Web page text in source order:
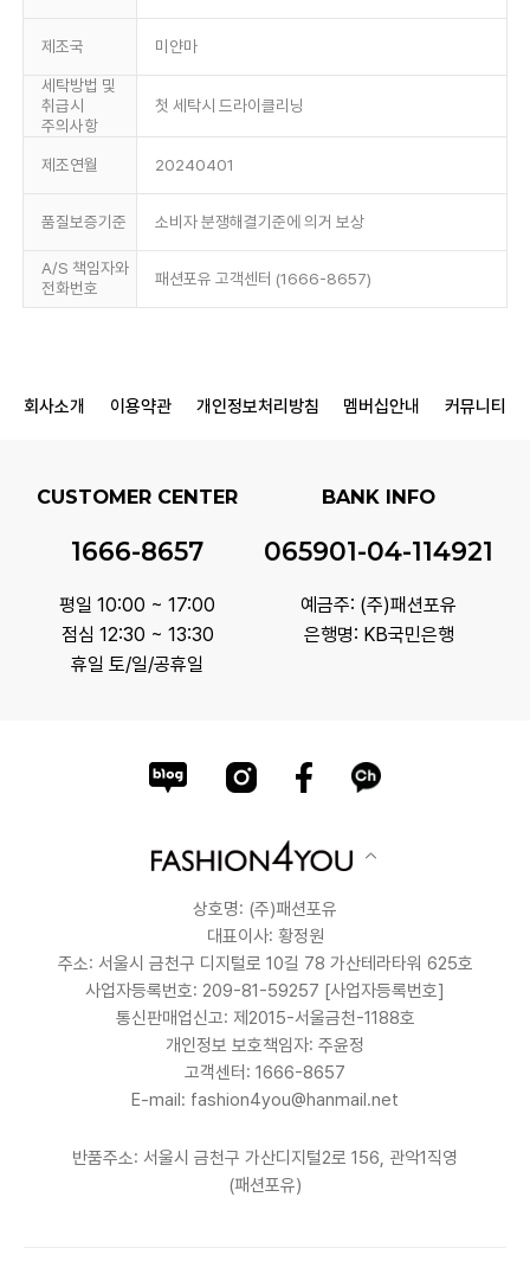
제조국 미얀마
세탁방법 및
취급시
주의사항
첫 세탁시 드라이클리닝
제조연월 20240401
품질보증기준 소비자 분쟁해결기준에 의거 보상
A/S 책임자와
전화번호
패션포유 고객센터 (1666-8657)
회사소개 이용약관 개인정보처리방침 멤버십안내 커뮤니티
CUSTOMER CENTER
1666-8657
평일 10:00 ~ 17:00
점심 12:30 ~ 13:30
휴일 토/일/공휴일
BANK INFO
065901-04-114921
예금주: (주)패션포유
은행명: KB국민은행
상호명: (주)패션포유
대표이사: 황정원
주소: 서울시 금천구 디지털로 10길 78 가산테라타워 625호
사업자등록번호: 209-81-59257 [사업자등록번호]
통신판매업신고: 제2015-서울금천-1188호
개인정보 보호책임자: 주윤정
고객센터: 1666-8657
E-mail: fashion4you@hanmail.net
반품주소: 서울시 금천구 가산디지털2로 156, 관악1직영
(패션포유)